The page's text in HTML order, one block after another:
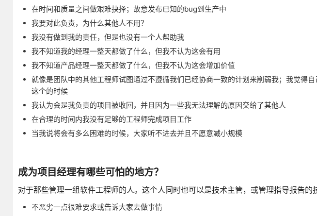
在时间和质量之间做艰难抉择；故意发布已知的bug到生产中
我要对此负责，为什么其他人不用？
我没有做到我的责任，但是也没有一个人帮助我
我不知道我的经理一整天都做了什么，但我不认为这会有用
我不知道产品经理一整天都做了什么，但我不认为这会增加价值
就像是团队中的其他工程师试图通过不遵循我们已经协商一致的计划来削弱我；我觉得
这个的时候
我认为会是我负责的项目被收回，并且因为一些我无法理解的原因交给了其他人
在合理的时间内我没有足够的工程师完成项目工作
当我说将会有多么困难的时候，大家听不进去并且不愿意减小规模
成为项目经理有哪些可怕的地方？
对于那些管理一组软件工程师的人。这个人同时也可以是技术主管，或管理指导报告的
不恶劣一点很难要求或告诉大家去做事情